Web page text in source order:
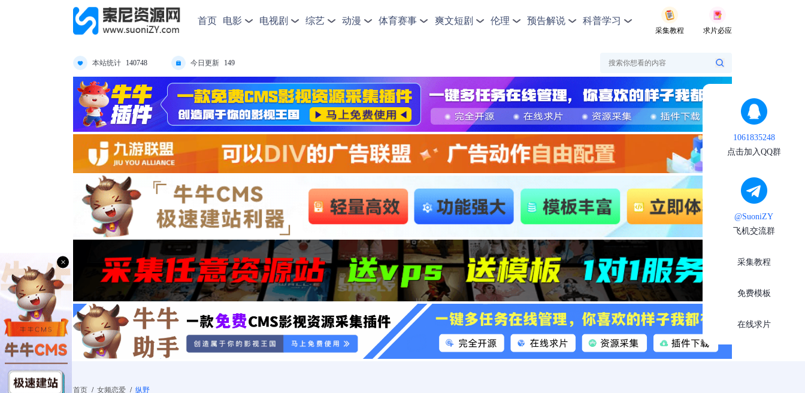
首页 电影 电视剧 综艺 动漫 体育赛事 爽文短剧 伦理 预告解说 科普学习
采集教程 求片必应
本站统计 140748 今日更新 149
首页 / 女频恋爱 / 纵野
1061835248
点击加入QQ群
@SuoniZY
飞机交流群
采集教程
免费模板
在线求片
×